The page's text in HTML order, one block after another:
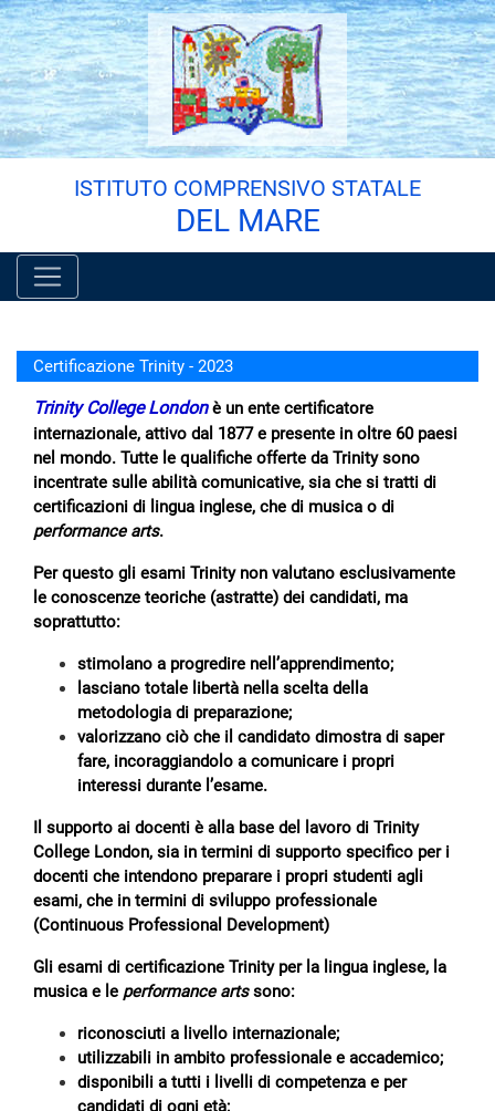
Vai al menù principale
Vai al menù secondario
Vai ai contenuti
Vai a fondo pagina
ISTITUTO COMPRENSIVO STATALE
DEL MARE
Certificazione Trinity - 2023
Trinity College Londonè un ente certificatore
internazionale, attivo dal 1877 e presente in oltre 60 paesi
nel mondo. Tutte le qualifiche offerte da Trinity sono
incentrate sulle abilità comunicative, sia che si tratti di
certificazioni di lingua inglese, che di musica o di
performance arts.
Per questo gli esami Trinity non valutano esclusivamente
le conoscenze teoriche (astratte) dei candidati, ma
soprattutto:
stimolano a progredire nell’apprendimento;
lasciano totale libertà nella scelta della
metodologia di preparazione;
valorizzano ciò che il candidato dimostra di saper
fare, incoraggiandolo a comunicare i propri
interessi durante l’esame.
Il supporto ai docenti è alla base del lavoro di Trinity
College London, sia in termini di supporto specifico per i
docenti che intendono preparare i propri studenti agli
esami, che in termini di sviluppo professionale
(Continuous Professional Development)
Gli esami di certificazione Trinity per la lingua inglese, la
musica e le performance artssono:
riconosciuti a livello internazionale;
utilizzabili in ambito professionale e accademico;
disponibili a tutti i livelli di competenza e per
candidati di ogni età;